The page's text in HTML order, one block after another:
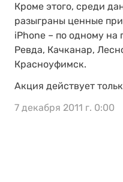
Кроме этого, среди
разыграны ценные
iPhone – по одному на
Ревда, Качканар,
Красноуфимск.
Акция действует
7 декабря 2011 г. 0:00